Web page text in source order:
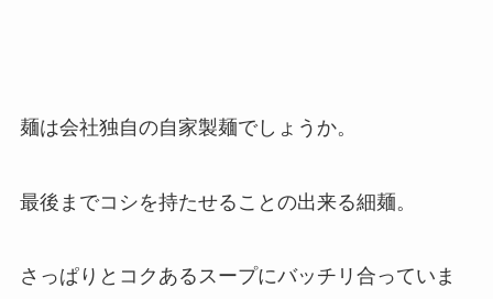
麺は会社独自の自家製麺でしょうか。
最後までコシを持たせることの出来る細麺。
さっぱりとコクあるスープにバッチリ合っていま